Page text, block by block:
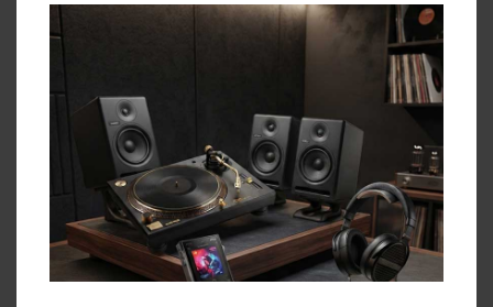
Contact Info
Contattaci
Gift Card Sound in the City
Sound in the city su ebay
Ebay Store